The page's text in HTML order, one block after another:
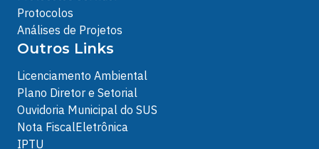
Protocolos
Análises de Projetos
Outros Links
Licenciamento Ambiental
Plano Diretor e Setorial
Ouvidoria Municipal do SUS
Nota FiscalEletrônica
IPTU